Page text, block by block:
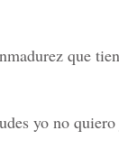
que
yo no